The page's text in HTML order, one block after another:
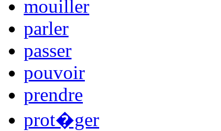
mouiller
parler
passer
pouvoir
prendre
prot�ger